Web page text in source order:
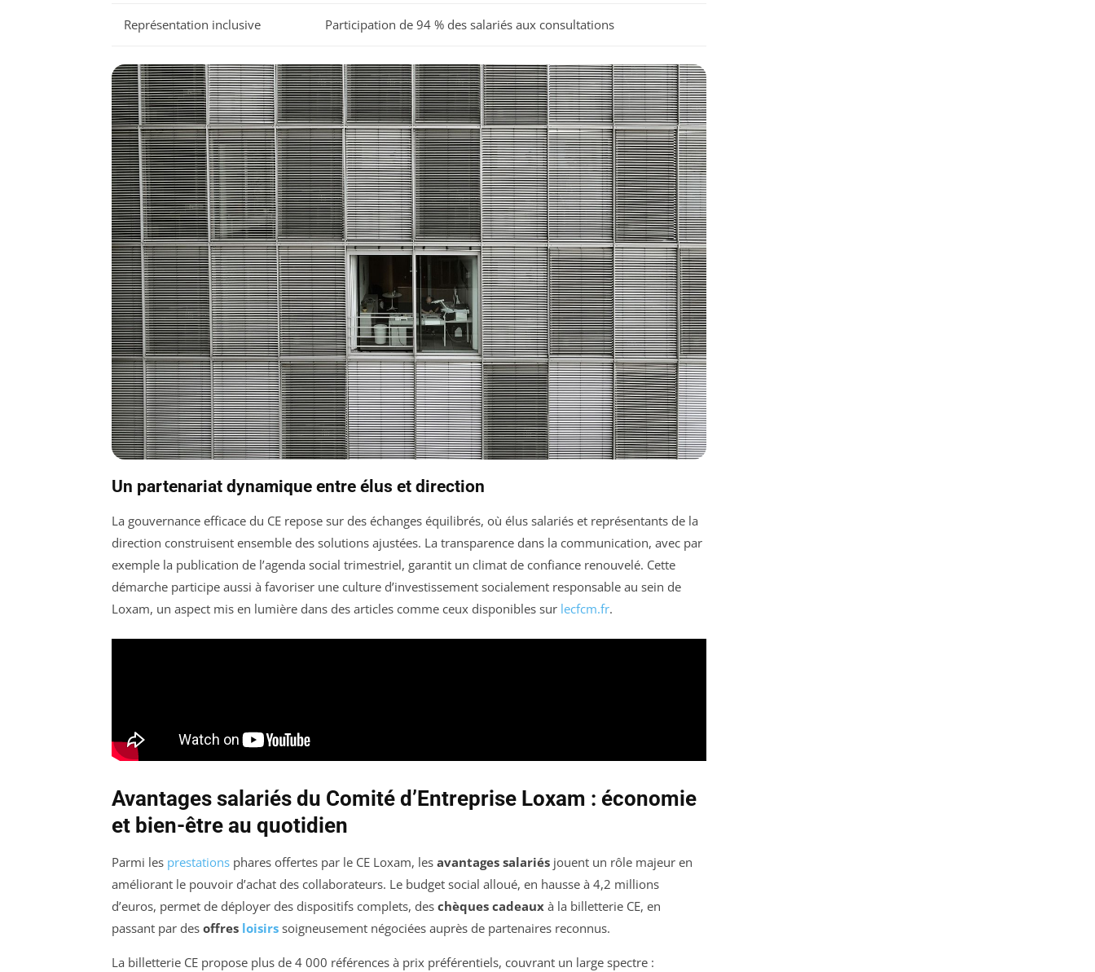
Représentation inclusive Participation de 94 % des salariés aux consultations
Un partenariat dynamique entre élus et direction
La gouvernance efficace du CE repose sur des échanges équilibrés, où élus salariés et représentants de la
direction construisent ensemble des solutions ajustées. La transparence dans la communication, avec par
exemple la publication de l’agenda social trimestriel, garantit un climat de confiance renouvelé. Cette
démarche participe aussi à favoriser une culture d’investissement socialement responsable au sein de
Loxam, un aspect mis en lumière dans des articles comme ceux disponibles sur lecfcm.fr.
Avantages salariés du Comité d’Entreprise Loxam : économie
et bien-être au quotidien
Parmi les prestations phares offertes par le CE Loxam, les avantages salariés jouent un rôle majeur en
améliorant le pouvoir d’achat des collaborateurs. Le budget social alloué, en hausse à 4,2 millions
d’euros, permet de déployer des dispositifs complets, des chèques cadeaux à la billetterie CE, en
passant par des offres loisirs soigneusement négociées auprès de partenaires reconnus.
La billetterie CE propose plus de 4 000 références à prix préférentiels, couvrant un large spectre :